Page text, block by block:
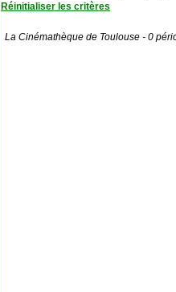
Réinitialiser les critères
La Cinémathèque de Toulouse - 0